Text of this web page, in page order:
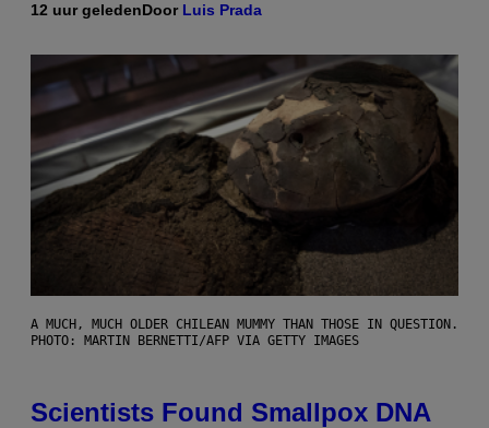
12 uur geledenDoor Luis Prada
A MUCH, MUCH OLDER CHILEAN MUMMY THAN THOSE IN QUESTION.
PHOTO: MARTIN BERNETTI/AFP VIA GETTY IMAGES
Scientists Found Smallpox DNA